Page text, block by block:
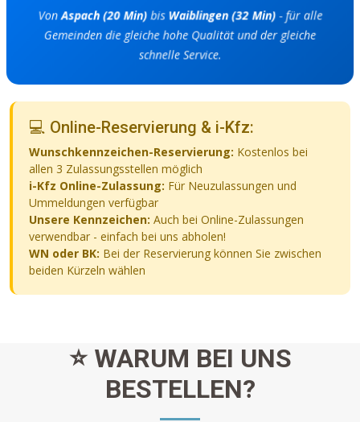
VonAspach (20 Min) bis Waiblingen (32 Min)- für alle
Gemeinden die gleiche hohe Qualität und der gleiche
schnelle Service.
💻 Online-Reservierung & i-Kfz:
Wunschkennzeichen-Reservierung: Kostenlos bei
allen 3 Zulassungsstellen möglich
i-Kfz Online-Zulassung: Für Neuzulassungen und
Ummeldungen verfügbar
Unsere Kennzeichen: Auch bei Online-Zulassungen
verwendbar - einfach bei uns abholen!
WN oder BK: Bei der Reservierung können Sie zwischen
beiden Kürzeln wählen
⭐ WARUM BEI UNS
BESTELLEN?